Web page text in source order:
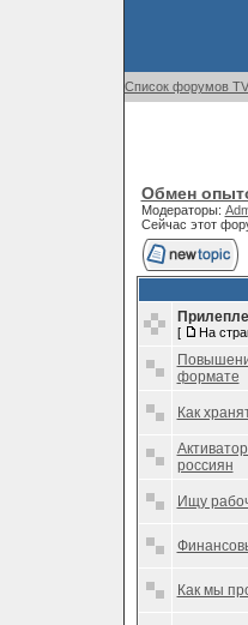
Список форумов
Обмен
Модераторы:
Сейчас этот
[ На
формате
Как
россиян
Ищу
Как мы